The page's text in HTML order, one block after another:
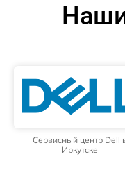
Сервисный центр Dell
Иркутске